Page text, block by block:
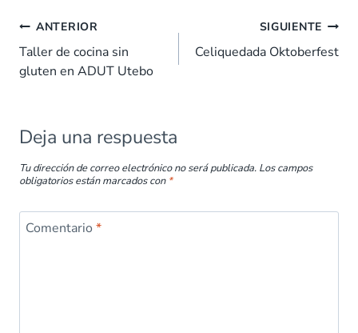
b
o
o
s
A
p
dI
n
es
t ar
ANTERIOR
Taller de cocina sin
gluten en ADUT Utebo
SIGUIENTE
Celiquedada Oktoberfest
Deja una respuesta
Tu dirección de correo electrónico no será publicada. Los campos
obligatorios están marcados con *
Comentario *